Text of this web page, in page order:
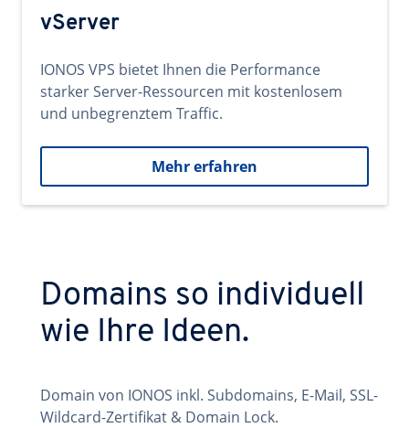
vServer
IONOS VPS bietet Ihnen die Performance
starker Server-Ressourcen mit kostenlosem
und unbegrenztem Traffic.
Mehr erfahren
Domains so individuell
wie Ihre Ideen.
Domain von IONOS inkl. Subdomains, E-Mail, SSL-
Wildcard-Zertifikat & Domain Lock.